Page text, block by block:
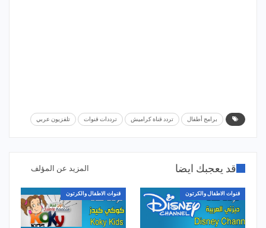
برامج أطفال تردد قناة كراميش ترددات قنوات تلفزيون عربي
قد يعجبك ايضا المزيد عن المؤلف
قنوات الاطفال والكرتون قنوات الاطفال والكرتون